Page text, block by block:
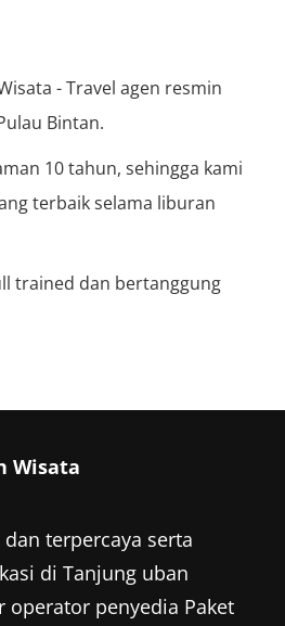
- Travel agen resmin
Bintan.
10 tahun, sehingga kami
terbaik selama liburan
trained dan bertanggung
Wisata
terpercaya serta
di Tanjung uban
operator penyedia Paket